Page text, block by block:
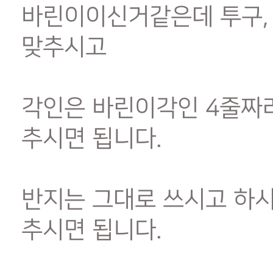
바린이이신거같은데 투
맞추시고
각인은 바린이각인 4줄
추시면 됩니다.
반지는 그대로 쓰시고 하
추시면 됩니다.